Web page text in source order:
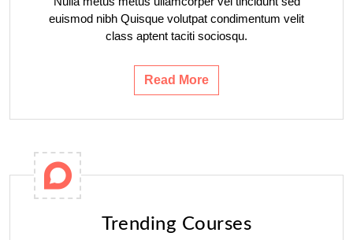
euismod nibh Quisque volutpat condimentum velit
class aptent taciti sociosqu.
Read More
Trending Courses